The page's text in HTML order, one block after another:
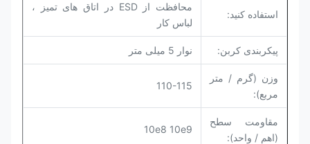
استفاده کنید:
محافظت از ESD در اتاق های تمیز ،
لباس کار
پیکربندی کربن: نوار 5 میلی متر
وزن (گرم / متر
مربع):
110-115
مقاومت سطح
(اهم / واحد):
10e8 10e9